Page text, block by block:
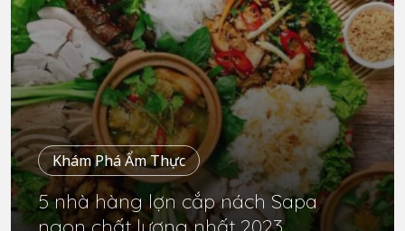
Khám Phá Ẩm Thực
5 nhà hàng lợn cắp nách Sapa